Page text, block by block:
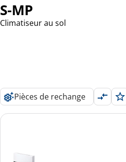
S-MP
Climatiseur au sol
Pièces de rechange